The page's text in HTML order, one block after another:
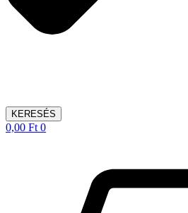
KERESÉS
0,00 Ft 0